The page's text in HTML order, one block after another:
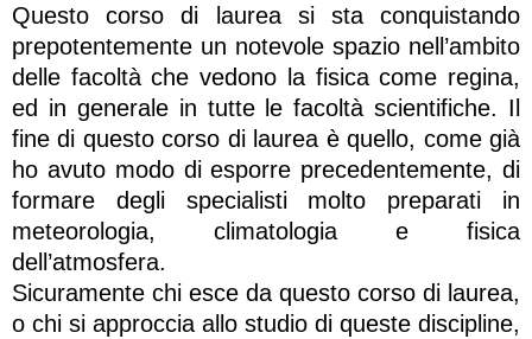
Questo corso di laurea si sta conquistando
prepotentemente un notevole spazio nell’ambito
delle facoltà che vedono la fisica come regina,
ed in generale in tutte le facoltà scientifiche. Il
fine di questo corso di laurea è quello, come già
ho avuto modo di esporre precedentemente, di
formare degli specialisti molto preparati in
meteorologia, climatologia e fisica
dell’atmosfera.
Sicuramente chi esce da questo corso di laurea,
o chi si approccia allo studio di queste discipline,